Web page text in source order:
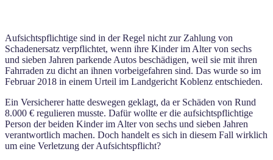
Aufsichtspflichtige sind in der Regel nicht zur Zahlung von
Schadenersatz verpflichtet, wenn ihre Kinder im Alter von sechs
und sieben Jahren parkende Autos beschädigen, weil sie mit ihren
Fahrraden zu dicht an ihnen vorbeigefahren sind. Das wurde so im
Februar 2018 in einem Urteil im Landgericht Koblenz entschieden.
Ein Versicherer hatte deswegen geklagt, da er Schäden von Rund
8.000 € regulieren musste. Dafür wollte er die aufsichtspflichtige
Person der beiden Kinder im Alter von sechs und sieben Jahren
verantwortlich machen. Doch handelt es sich in diesem Fall wirklich
um eine Verletzung der Aufsichtspflicht?